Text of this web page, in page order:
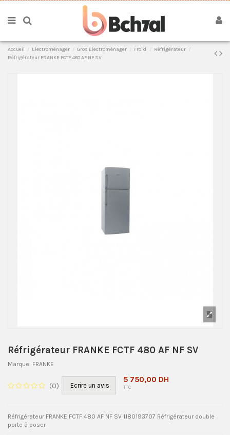
Accueil Electroménager Gros Electroménager Froid
Réfrigérateur
Réfrigérateur FRANKE FCTF 480 AF NF SV
Réfrigérateur FRANKE FCTF 480 AF NF SV
Marque: FRANKE
(0) Ecrire un avis
5 750,00 DH
TTC
Réfrigérateur FRANKE FCTF 480 AF NF SV 1180193707 Réfrigérateur double
porte à poser